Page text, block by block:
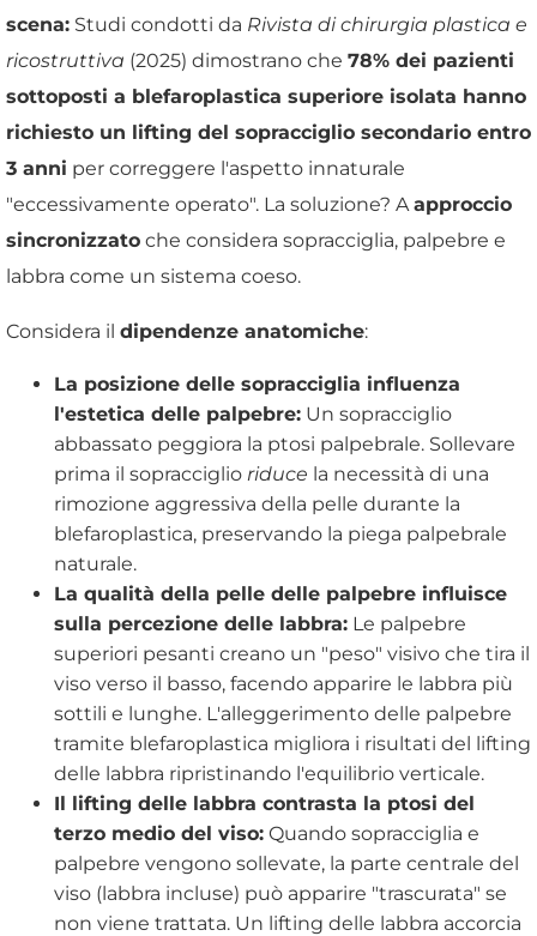
scena: Studi condotti da Rivista di chirurgia plastica e
ricostruttiva (2025) dimostrano che 78% dei pazienti
sottoposti a blefaroplastica superiore isolata hanno
richiesto un lifting del sopracciglio secondario entro
3 anni per correggere l'aspetto innaturale
"eccessivamente operato". La soluzione? Aapproccio
sincronizzato che considera sopracciglia, palpebre e
labbra come un sistema coeso.
Considera il dipendenze anatomiche:
La posizione delle sopracciglia influenza
l'estetica delle palpebre: Un sopracciglio
abbassato peggiora la ptosi palpebrale. Sollevare
prima il sopracciglio riduce la necessità di una
rimozione aggressiva della pelle durante la
blefaroplastica, preservando la piega palpebrale
naturale.
La qualità della pelle delle palpebre influisce
sulla percezione delle labbra: Le palpebre
superiori pesanti creano un "peso" visivo che tira il
viso verso il basso, facendo apparire le labbra più
sottili e lunghe. L'alleggerimento delle palpebre
tramite blefaroplastica migliora i risultati del lifting
delle labbra ripristinando l'equilibrio verticale.
Il lifting delle labbra contrasta la ptosi del
terzo medio del viso: Quando sopracciglia e
palpebre vengono sollevate, la parte centrale del
viso (labbra incluse) può apparire "trascurata" se
non viene trattata. Un lifting delle labbra accorcia